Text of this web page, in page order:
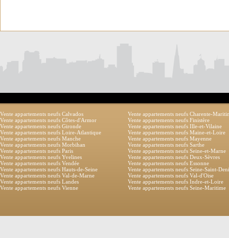
Vente appartements neufs Calvados
Vente appartements neufs Charente-
Vente appartements neufs Côtes-d'Armor
Vente appartements neufs Finistère
Vente appartements neufs Gironde
Vente appartements neufs Ille-et-Vilaine
Vente appartements neufs Loire-Atlantique
Vente appartements neufs Maine-et-Loire
Vente appartements neufs Manche
Vente appartements neufs Mayenne
Vente appartements neufs Morbihan
Vente appartements neufs Sarthe
Vente appartements neufs Paris
Vente appartements neufs Seine-et-Marne
Vente appartements neufs Yvelines
Vente appartements neufs Deux-Sèvres
Vente appartements neufs Vendée
Vente appartements neufs Essonne
Vente appartements neufs Hauts-de-Seine
Vente appartements neufs Seine-Saint-
Vente appartements neufs Val-de-Marne
Vente appartements neufs Val-d'Oise
Vente appartements neufs Landes
Vente appartements neufs Indre-et-Loire
Vente appartements neufs Vienne
Vente appartements neufs Seine-Maritime